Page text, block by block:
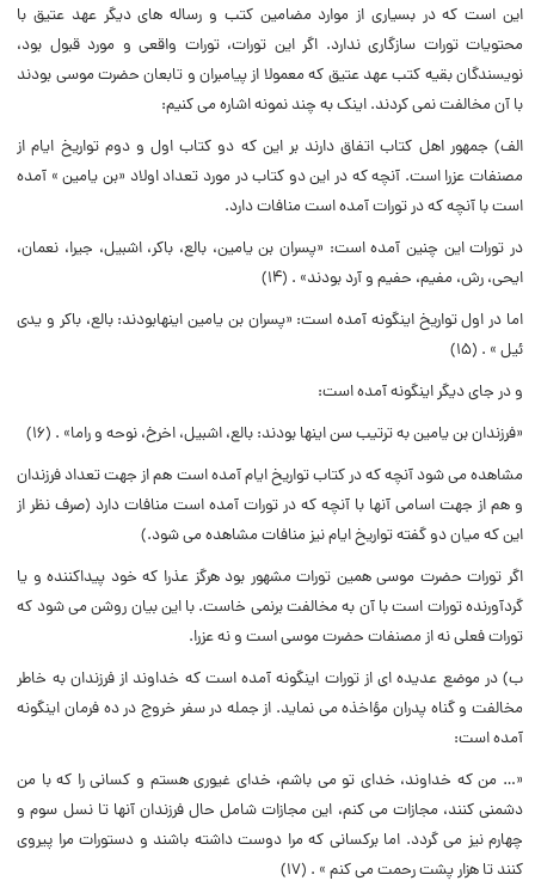
این است که در بسیارى از موارد مضامین کتب و رساله هاى دیگر عهد عتیق با
محتویات تورات سازگارى ندارد. اگر این تورات، تورات واقعى و مورد قبول بود،
نویسندگان بقیه کتب عهد عتیق که معمولا از پیامبران و تابعان حضرت موسى بودند
با آن مخالفت نمى کردند. اینک به چند نمونه اشاره مى کنیم:
الف) جمهور اهل کتاب اتفاق دارند بر این که دو کتاب اول و دوم تواریخ ایام از
مصنفات عزرا است. آنچه که در این دو کتاب در مورد تعداد اولاد «بن یامین » آمده
است با آنچه که در تورات آمده است منافات دارد.
در تورات این چنین آمده است: «پسران بن یامین، بالع، باکر، اشبیل، جیرا، نعمان،
ایحى، رش، مفیم، حفیم و آرد بودند» . (۱۴)
اما در اول تواریخ اینگونه آمده است: «پسران بن یامین اینهابودند: بالع، باکر و یدى
ئیل » . (۱۵)
و در جاى دیگر اینگونه آمده است:
«فرزندان بن یامین به ترتیب سن اینها بودند: بالع، اشبیل، اخرخ، نوحه و راما» . (۱۶)
مشاهده مى شود آنچه که در کتاب تواریخ ایام آمده است هم از جهت تعداد فرزندان
و هم از جهت اسامى آنها با آنچه که در تورات آمده است منافات دارد (صرف نظر از
این که میان دو گفته تواریخ ایام نیز منافات مشاهده مى شود.)
اگر تورات حضرت موسى همین تورات مشهور بود هرگز عذرا که خود پیداکننده و یا
گردآورنده تورات است با آن به مخالفت برنمى خاست. با این بیان روشن مى شود که
تورات فعلى نه از مصنفات حضرت موسى است و نه عزرا.
ب) در موضع عدیده اى از تورات اینگونه آمده است که خداوند از فرزندان به خاطر
مخالفت و گناه پدران مؤاخذه مى نماید. از جمله در سفر خروج در ده فرمان اینگونه
آمده است:
«… من که خداوند، خداى تو مى باشم، خداى غیورى هستم و کسانى را که با من
دشمنى کنند، مجازات مى کنم، این مجازات شامل حال فرزندان آنها تا نسل سوم و
چهارم نیز مى گردد. اما برکسانى که مرا دوست داشته باشند و دستورات مرا پیروى
کنند تا هزار پشت رحمت مى کنم » . (۱۷)